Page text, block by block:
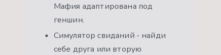
Мафия адаптирована под
геншин.
Симулятор свиданий - найди
себе друга или вторую